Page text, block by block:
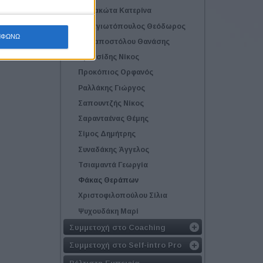
Παπακώτα Κατερίνα
Παναγιωτόπουλος Θεόδωρος
Παπαποστόλου Θανάσης
Πρατσίδης Νίκος
Προκόπιος Ορφανός
Ραλλάκης Γιώργος
Σαπουντζής Νίκος
Σαρανταένας Θέμης
Σίμος Δημήτρης
Συναδάκης Άγγελος
Τσιαμαντά Γεωργία
Φάκας Θεράπων
Χριστοφιλοπούλου Σίλια
Ψυχουδάκη Μαρί
Συμμετοχή στο Coaching
Συμμετοχή στο Self-intro Pro